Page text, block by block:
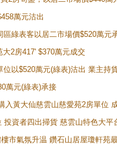
萬元沽出
綠表客以居二市場價$520萬元
2房417' $370萬元成交
以$520萬元(綠表)沽出 業主持
萬元(綠表)承接
黃大仙慈雲山慈愛苑2房單位
資者四出掃貨 慈雲山特色大
市氣氛升温 鑽石山居屋瓊軒苑